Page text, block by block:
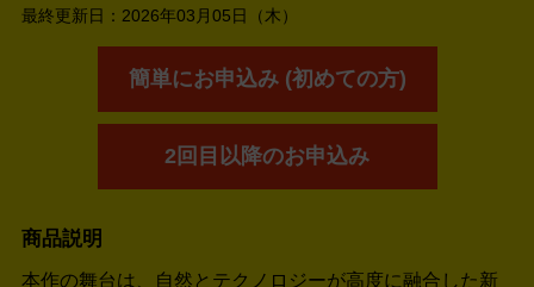
最終更新日： 2026年03月05日（木）
簡単にお申込み (初めての方)
2回目以降のお申込み
商品説明
本作の舞台は、自然とテクノロジーが高度に融合した新